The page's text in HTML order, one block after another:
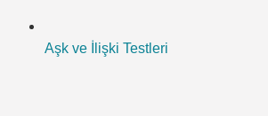
Aşk ve İlişki Testleri